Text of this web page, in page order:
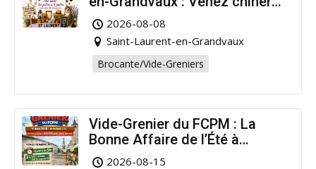
pour la bonne cause !
2026-08-08
Saint-Laurent-en-Grandvaux
Brocante/Vide-Greniers
Vide-Grenier du FCPM : La
Bonne Affaire de l’Été à
Arinthod !
2026-08-15